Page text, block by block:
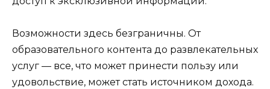
Возможности здесь безграничны. От
образовательного контента до развлекательных
услуг — все, что может принести пользу или
удовольствие, может стать источником дохода.